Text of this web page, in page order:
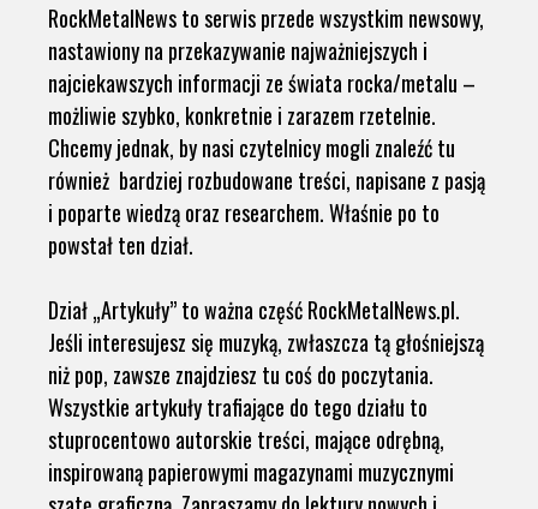
RockMetalNews to serwis przede wszystkim newsowy,
nastawiony na przekazywanie najważniejszych i
najciekawszych informacji ze świata rocka/metalu –
możliwie szybko, konkretnie i zarazem rzetelnie.
Chcemy jednak, by nasi czytelnicy mogli znaleźć tu
również bardziej rozbudowane treści, napisane z pasją
i poparte wiedzą oraz researchem. Właśnie po to
powstał ten dział.
Dział „Artykuły” to ważna część RockMetalNews.pl.
Jeśli interesujesz się muzyką, zwłaszcza tą głośniejszą
niż pop, zawsze znajdziesz tu coś do poczytania.
Wszystkie artykuły trafiające do tego działu to
stuprocentowo autorskie treści, mające odrębną,
inspirowaną papierowymi magazynami muzycznymi